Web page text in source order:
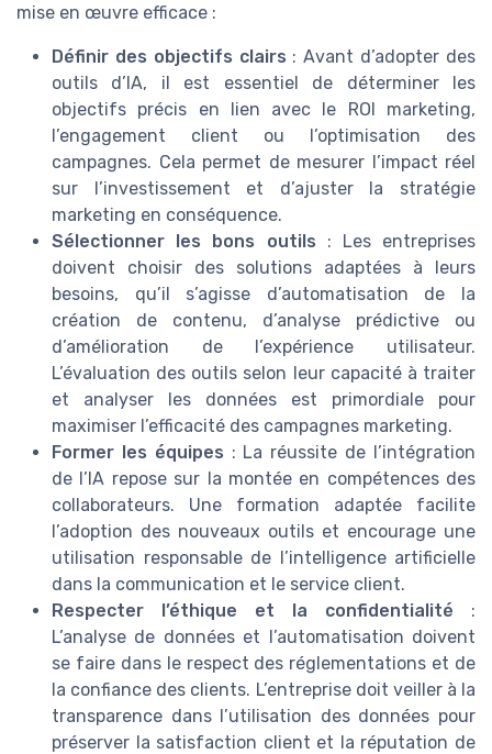
mise en œuvre efficace :
Définir des objectifs clairs : Avant d’adopter des
outils d’IA, il est essentiel de déterminer les
objectifs précis en lien avec le ROI marketing,
l’engagement client ou l’optimisation des
campagnes. Cela permet de mesurer l’impact réel
sur l’investissement et d’ajuster la stratégie
marketing en conséquence.
Sélectionner les bons outils : Les entreprises
doivent choisir des solutions adaptées à leurs
besoins, qu’il s’agisse d’automatisation de la
création de contenu, d’analyse prédictive ou
d’amélioration de l’expérience utilisateur.
L’évaluation des outils selon leur capacité à traiter
et analyser les données est primordiale pour
maximiser l’efficacité des campagnes marketing.
Former les équipes : La réussite de l’intégration
de l’IA repose sur la montée en compétences des
collaborateurs. Une formation adaptée facilite
l’adoption des nouveaux outils et encourage une
utilisation responsable de l’intelligence artificielle
dans la communication et le service client.
Respecter l’éthique et la confidentialité :
L’analyse de données et l’automatisation doivent
se faire dans le respect des réglementations et de
la confiance des clients. L’entreprise doit veiller à la
transparence dans l’utilisation des données pour
préserver la satisfaction client et la réputation de